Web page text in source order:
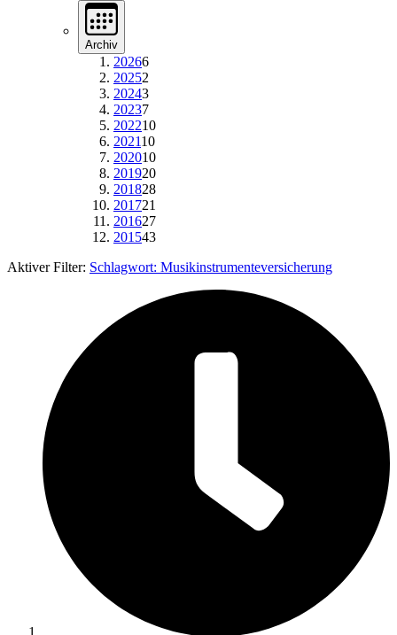
Archiv
20266
20252
20243
20237
202210
202110
202010
201920
201828
201721
201627
201543
Aktiver Filter: Schlagwort: Musikinstrumenteversicherung